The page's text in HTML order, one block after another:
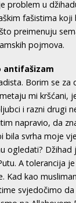
problem u
fašistima
preimenuju
pojmova.
antifašizam
Borim se
mi kršćani,
i razni drugi
napravio, da
bila svrha moje
ogledati? Džihad
A tolerancija
Kad kao
svjedočimo da